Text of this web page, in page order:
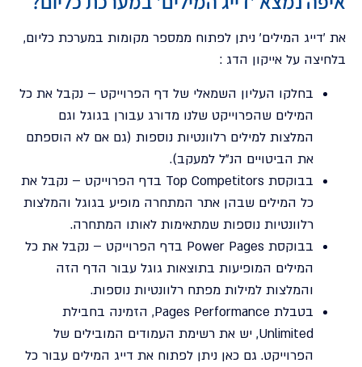
את 'דייג המילים' ניתן לפתוח ממספר מקומות במערכת כליום,
בלחיצה על אייקון הדג :
בחלקו העליון השמאלי של דף הפרוייקט – נקבל את כל
המילים שהפרוייקט שלנו מדורג עבורן בגוגל וגם
המלצות למילים רלוונטיות נוספות (גם אם לא הוספתם
את הביטויים הנ"ל למעקב).
בבוקסת Top Competitors בדף הפרוייקט – נקבל את
כל המילים שבהן אתר המתחרה מופיע בגוגל והמלצות
רלוונטיות נוספות שמתאימות לאותו המתחרה.
בבוקסת Power Pages בדף הפרוייקט – נקבל את כל
המילים המופיעות בתוצאות גוגל עבור הדף הזה
והמלצות למילות מפתח רלוונטיות נוספות.
בטבלת Pages Performance, הזמינה בחבילת
Unlimited, יש את רשימת העמודים המובילים של
הפרוייקט. גם כאן ניתן לפתוח את דייג המילים עבור כל